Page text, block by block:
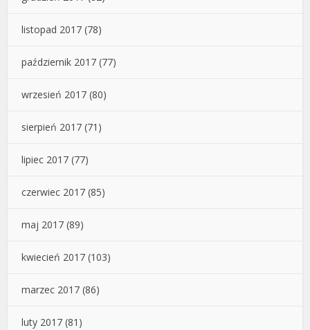
listopad 2017 (78)
październik 2017 (77)
wrzesień 2017 (80)
sierpień 2017 (71)
lipiec 2017 (77)
czerwiec 2017 (85)
maj 2017 (89)
kwiecień 2017 (103)
marzec 2017 (86)
luty 2017 (81)